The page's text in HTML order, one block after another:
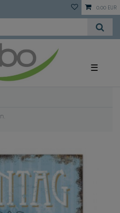
0,00 EUR
☰